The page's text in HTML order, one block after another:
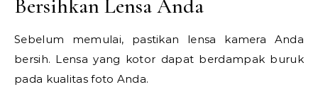
Bersihkan Lensa Anda
Sebelum memulai, pastikan lensa kamera Anda
bersih. Lensa yang kotor dapat berdampak buruk
pada kualitas foto Anda.